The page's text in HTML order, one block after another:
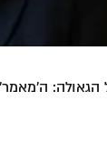
הגאולה: